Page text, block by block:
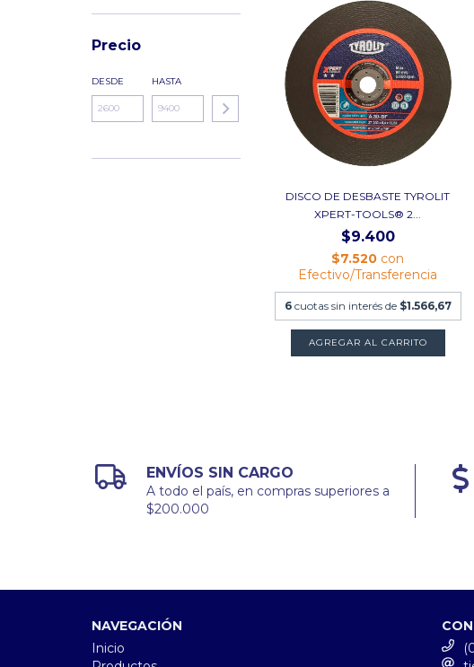
Precio
DESDE HASTA
DISCO DE DESBASTE TYROLIT
XPERT-TOOLS® 2...
$9.400
$7.520 con
Efectivo/Transferencia
6 cuotas sin interés de $1.566,67
ENVÍOS SIN CARGO
A todo el país, en compras superiores a
$200.000
NAVEGACIÓN
Inicio